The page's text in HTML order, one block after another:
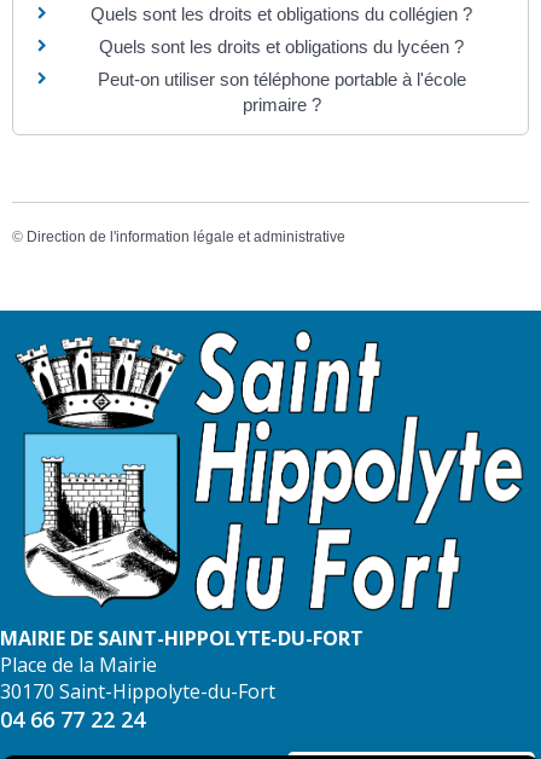
Quels sont les droits et obligations du collégien ?
Quels sont les droits et obligations du lycéen ?
Peut-on utiliser son téléphone portable à l'école
primaire ?
© Direction de l'information légale et administrative
MAIRIE DE SAINT-HIPPOLYTE-DU-FORT
Place de la Mairie
30170 Saint-Hippolyte-du-Fort
04 66 77 22 24